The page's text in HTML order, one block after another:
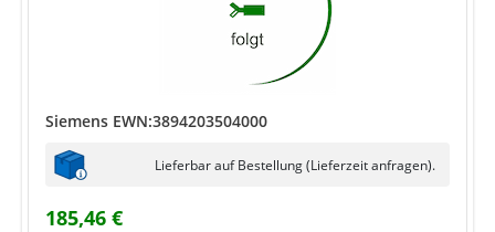
Siemens EWN:3894203504000
Lieferbar auf Bestellung (Lieferzeit anfragen).
185,46 €